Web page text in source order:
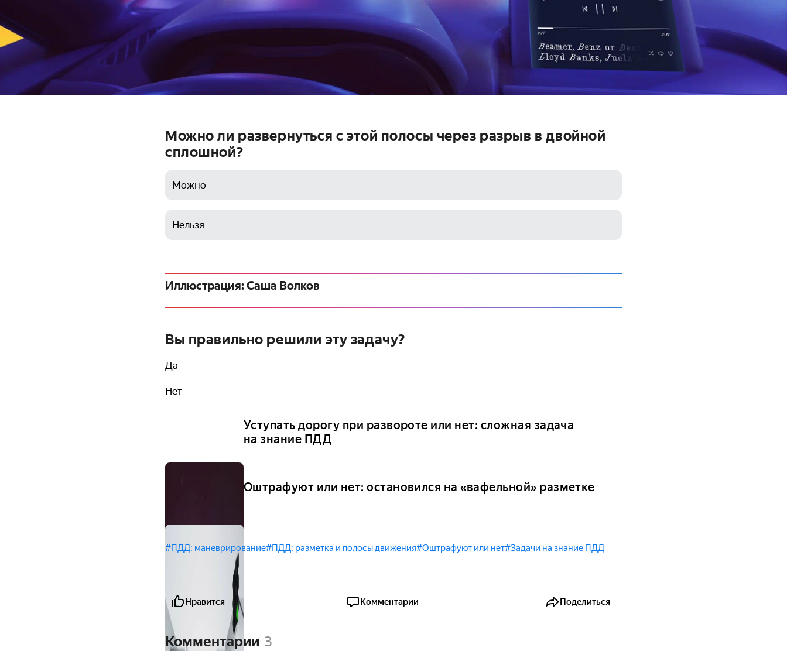
Можно ли развернуться с этой полосы через разрыв в двойной
сплошной?
Можно
Нельзя
Иллюстрация: Саша Волков
Вы правильно решили эту задачу?
Да
Нет
Уступать дорогу при развороте или нет: сложная задача
на знание ПДД
Оштрафуют или нет: остановился на «вафельной» разметке
#ПДД: маневрирование#ПДД: разметка и полосы движения#Оштрафуют или нет#Задачи на знание ПДД
Нравится Комментарии Поделиться
Комментарии 3